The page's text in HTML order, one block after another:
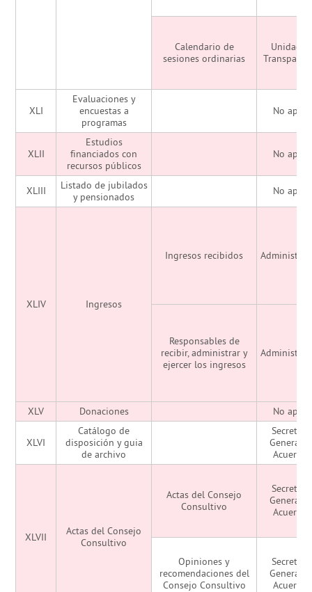
Calendario de
sesiones ordinarias
Unidad
XLI
Evaluaciones y
encuestas a
programas
No aplica
XLII
Estudios
financiados con
recursos públicos
No aplica
XLIII
Listado de jubilados
y pensionados
No aplica
XLIV Ingresos
Ingresos recibidos
Responsables de
recibir, administrar y
ejercer los ingresos
XLV Donaciones No aplica
XLVI
Catálogo de
disposición y guia
de archivo
General
Acuerdos
XLVII
Actas del Consejo
Consultivo
Actas del Consejo
Consultivo
General
Acuerdos
Opiniones y
recomendaciones del
Consejo Consultivo
General
Acuerdos